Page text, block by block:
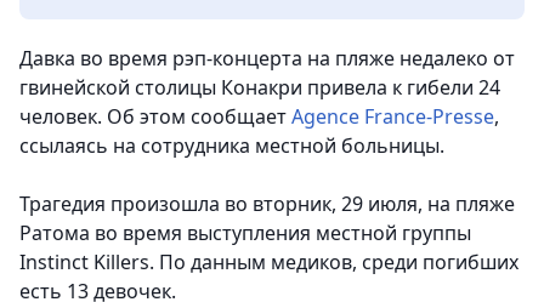
Давка во время рэп-концерта на пляже недалеко от
гвинейской столицы Конакри привела к гибели 24
человек. Об этом сообщаетAgence France-Presse,
ссылаясь на сотрудника местной больницы.
Трагедия произошла во вторник, 29 июля, на пляже
Ратома во время выступления местной группы
Instinct Killers. По данным медиков, среди погибших
есть 13 девочек.